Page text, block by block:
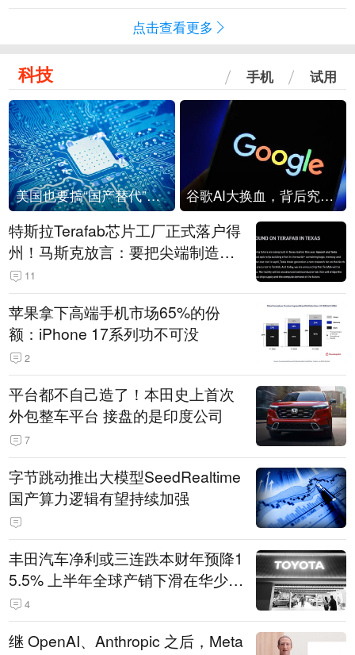
点击查看更多
科技 手机 试用
美国也要搞“国产替代”？先算清三笔账 谷歌AI大换血，背后究竟发生了什么？
特斯拉Terafab芯片工厂正式落户得
州！马斯克放言：要把尖端制造带
回美国
11
苹果拿下高端手机市场65%的份
额：iPhone 17系列功不可没
2
平台都不自己造了！本田史上首次
外包整车平台 接盘的是印度公司
7
字节跳动推出大模型SeedRealtime
国产算力逻辑有望持续加强
丰田汽车净利或三连跌本财年预降1
5.5% 上半年全球产销下滑在华少卖
14.3万辆
4
继 OpenAI、Anthropic 之后，Meta